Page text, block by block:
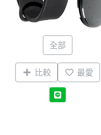
全部
比較 最愛